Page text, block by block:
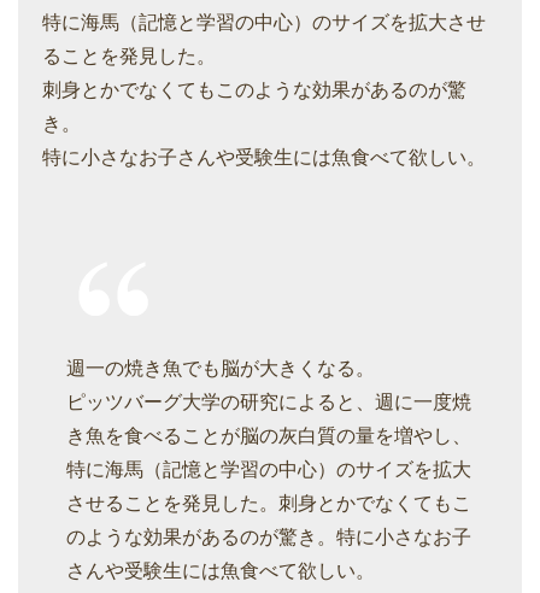
特に海馬（記憶と学習の中心）のサイズを拡大させ
ることを発見した。
刺身とかでなくてもこのような効果があるのが驚
き。
特に小さなお子さんや受験生には魚食べて欲しい。
週一の焼き魚でも脳が大きくなる。
ピッツバーグ大学の研究によると、週に一度焼
き魚を食べることが脳の灰白質の量を増やし、
特に海馬（記憶と学習の中心）のサイズを拡大
させることを発見した。刺身とかでなくてもこ
のような効果があるのが驚き。特に小さなお子
さんや受験生には魚食べて欲しい。